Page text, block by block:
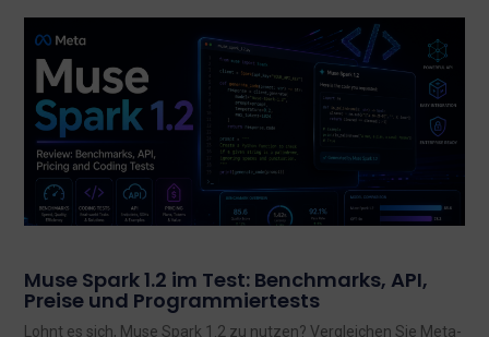
Muse Spark 1.2 im Test: Benchmarks, API,
Preise und Programmiertests
Lohnt es sich, Muse Spark 1.2 zu nutzen? Vergleichen Sie Meta-